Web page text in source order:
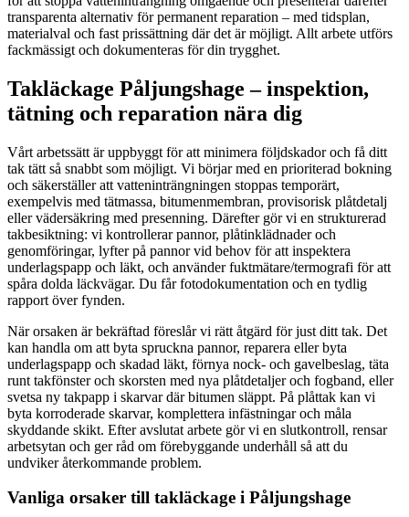
transparenta alternativ för permanent reparation – med tidsplan,
materialval och fast prissättning där det är möjligt. Allt arbete utförs
fackmässigt och dokumenteras för din trygghet.
Takläckage Påljungshage – inspektion,
tätning och reparation nära dig
Vårt arbetssätt är uppbyggt för att minimera följdskador och få ditt
tak tätt så snabbt som möjligt. Vi börjar med en prioriterad bokning
och säkerställer att vatteninträngningen stoppas temporärt,
exempelvis med tätmassa, bitumenmembran, provisorisk plåtdetalj
eller vädersäkring med presenning. Därefter gör vi en strukturerad
takbesiktning: vi kontrollerar pannor, plåtinklädnader och
genomföringar, lyfter på pannor vid behov för att inspektera
underlagspapp och läkt, och använder fuktmätare/termografi för att
spåra dolda läckvägar. Du får fotodokumentation och en tydlig
rapport över fynden.
När orsaken är bekräftad föreslår vi rätt åtgärd för just ditt tak. Det
kan handla om att byta spruckna pannor, reparera eller byta
underlagspapp och skadad läkt, förnya nock- och gavelbeslag, täta
runt takfönster och skorsten med nya plåtdetaljer och fogband, eller
svetsa ny takpapp i skarvar där bitumen släppt. På plåttak kan vi
byta korroderade skarvar, komplettera infästningar och måla
skyddande skikt. Efter avslutat arbete gör vi en slutkontroll, rensar
arbetsytan och ger råd om förebyggande underhåll så att du
undviker återkommande problem.
Vanliga orsaker till takläckage i Påljungshage